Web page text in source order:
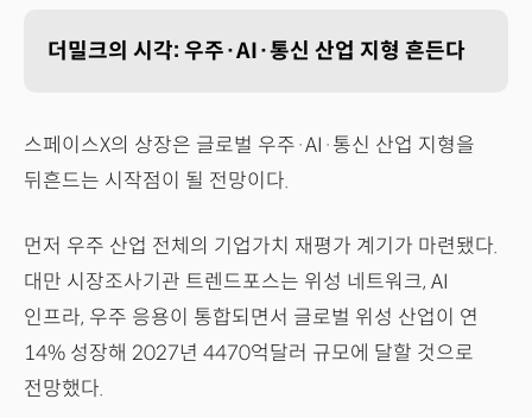
더밀크의 시각: 우주·AI·통신 산업 지형 흔든다
스페이스X의 상장은 글로벌 우주·AI·통신 산업 지형을
뒤흔드는 시작점이 될 전망이다.
먼저 우주 산업 전체의 기업가치 재평가 계기가 마련됐다.
대만 시장조사기관 트렌드포스는 위성 네트워크, AI
인프라, 우주 응용이 통합되면서 글로벌 위성 산업이 연
14% 성장해 2027년 4470억달러 규모에 달할 것으로
전망했다.